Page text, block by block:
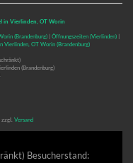
in Vierlinden, OT Worin
(Brandenburg) | Öffnungszeiten (Vierlinden) |
Vierlinden, OT Worin (Brandenburg)
(Brandenburg)
Versand
Besucherstand: